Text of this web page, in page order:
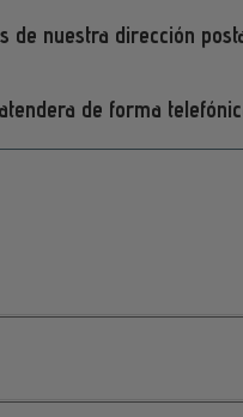
de nuestra dirección
de forma